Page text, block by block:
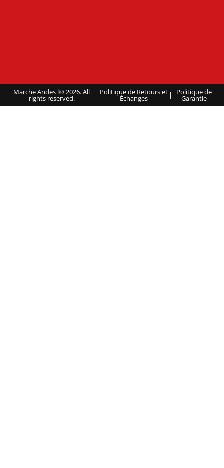
Marche Andes l® 2026. All
rights reserved. | Politique de Retours et
Échanges | Politique de
Garantie